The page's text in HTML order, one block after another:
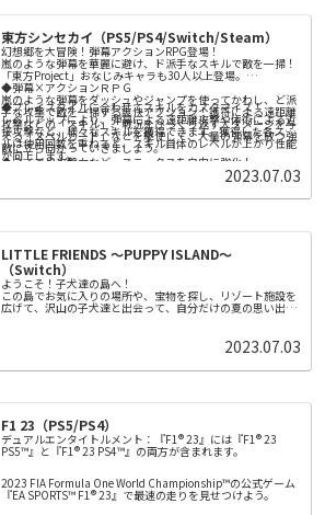
調合・戦闘・依頼と、できることは盛りだくさん！
どこから始めるかはあなたの自由！ あなた自身の楽しみ方
で、アカデミーの卒業を目指しましょう。
《本作のポイント》
■グラフィックを刷新！ 現代の技術で、より活き活きとマ
リーたちが描かれる！
キャラクターの立ち絵やイベントスチルを刷新し、立ち絵に
は２Ｄアニメーションも実装しました。
また、キャラクターやステージの３Ｄモデルも実装。移動や
探索などでは、可愛いミニキャラたちが動きまわります。
■現代にあわせてより遊びやすくなった「アトリエ」シリー
ズの原点
オリジナル版のシンプルかつ自由度の高いプレイ感はそのま
まに、 チュートリアルや各種仕様への誘導を拡充しました。
さらに、街中の移動や採取などの仕様を改修し、快適で遊び
■ゲーム体験をさらに深める新規要素を多数追加！
焦らずゆっくりプレイできる【無期限モード】やキャラクタ
ーたちとの交流イベントの追加、華やかな演出の必殺技…さ
らにボリュームアップした本作の世界を楽しめます。
東方シンセカイ（PS5/PS4/Switch/Steam）
幻想郷を大冒険！弾幕アクションRPG登場！
嵐のような弾幕を華麗に避け、ド派手なスキルで敵を一掃！
「東方Project」おなじみキャラも30人以上登場。
◆弾幕×アクションＲＰＧ
嵐のような弾幕をダッシュやジャンプを使ってかわし、ど派
手な攻撃で敵を一掃する爽快アクション！護符による遠距離
攻撃などの「スキル」、戦況をひっくり返す大ダメージを与
える「スペルカード」などを駆使して、大量の弾幕を放つ強
敵に立ち向かっていきましょう。
◆プレイスタイルに合わせてスキルをカスタマイズ！
レベルアップにより、弾幕による遠距離攻撃や体術による近
接攻撃など、様々なスキルを獲得できます。獲得した各スキ
ルは使用回数を重ねると、スキル自体のレベルが上がり性能
が向上します。
◆ライフや攻撃力など、ステータスを自由に強化！
クエスト報酬などで手に入る強化石を使い、アナタのプレイ
スタイルに合わせてステータスを割り振りましょう！
武器、防具、アクセサリーといった装備がクエスト報酬や敵
ば、装備の打ち直しをしてそれぞれの装備性能をランダムに
変化させることもできます。
◆「幻想郷」の住人が持つお悩みを解決！多種多様なサブク
エスト
人間、仙人、妖怪たちから持ち掛けられる相談事（サブクエ
スト）を解決してあげましょう。人探しや異変の調査 、戦闘
戦闘を有利にするレアな装備などが入手できます。
2023.07.03
LITTLE FRIENDS ～PUPPY ISLAND～
（Switch）
ようこそ！子犬達の島へ！
この島でお気に入りの場所や、宝物を探し、リゾート施設を
広げて、沢山の子犬達と出会って、自分だけの夏の思い出を
愛犬と一緒に島を冒険
2023.07.03
F1 23（PS5/PS4）
デュアルエンタイトルメント：『F1® 23』には『F1® 23
PS5™』と『F1® 23 PS4™』の両方が含まれます。
2023 FIA Formula One World Championship™の公式ゲーム
『EA SPORTS™ F1® 23』で最速の走りを見せつけよう。